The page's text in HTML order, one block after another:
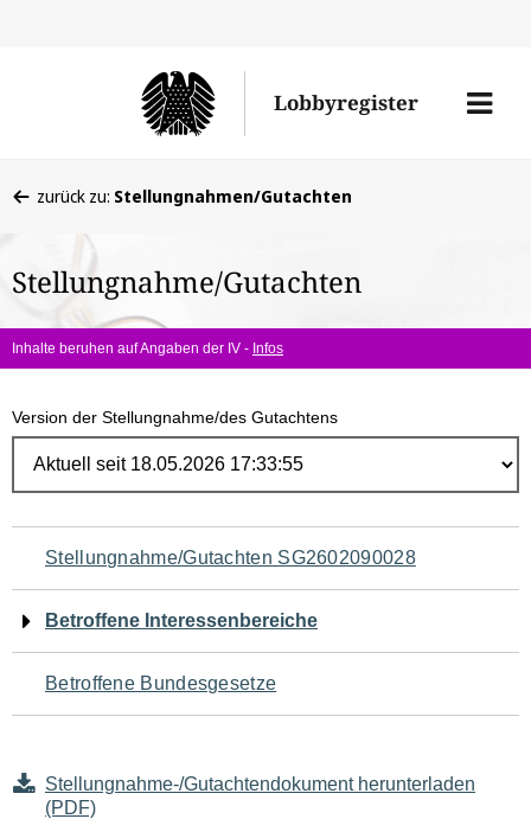
Lobbyregister
Menü
befinden
hier:
zurück zu: Stellungnahmen/Gutachten
Stellungnahme/Gutachten
Inhalte beruhen auf Angaben der IV - Infos
Version der Stellungnahme/des Gutachtens
Navigation
für
den
Seiteninhalt
Stellungnahme/Gutachten SG2602090028
Betroffene Interessenbereiche
Betroffene Bundesgesetze
Stellungnahme-/Gutachtendokument herunterladen
(PDF)